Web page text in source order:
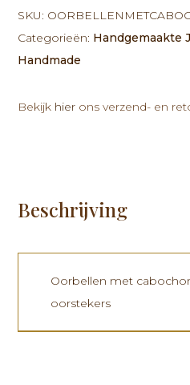
Jaspis
aantal
SKU:
Categorieën: Handgemaakte
Handmade
Bekijk hier ons verzend- en
Beschrijving
Oorbellen met
oorstekers